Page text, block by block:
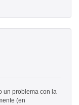
un problema con la
(en